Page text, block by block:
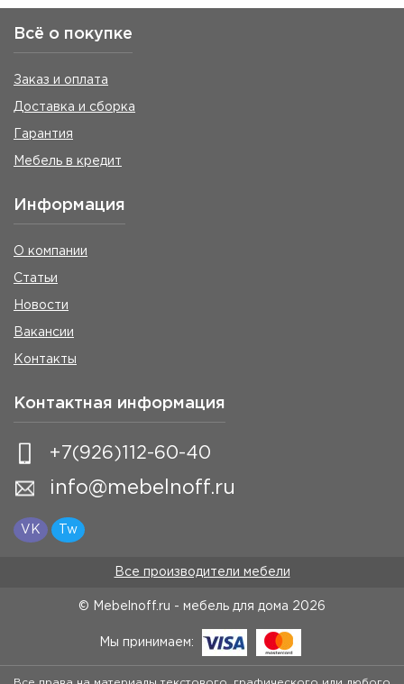
Всё о покупке
Заказ и оплата
Доставка и сборка
Гарантия
Мебель в кредит
Информация
О компании
Статьи
Новости
Вакансии
Контакты
Контактная информация
+7(926)112-60-40
info@mebelnoff.ru
VK Tw
Все производители мебели
© Mebelnoff.ru - мебель для дома 2026
Мы принимаем: